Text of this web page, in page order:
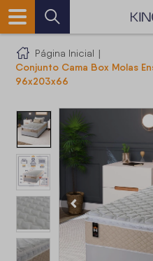
Página Inicial |
Conjunto Cama Box Molas
96x203x66